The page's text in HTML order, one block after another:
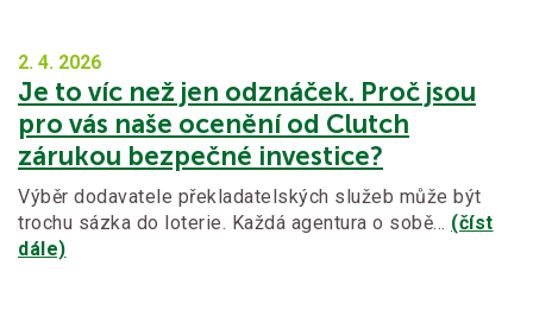
2. 4. 2026
Je to víc než jen odznáček. Proč jsou
pro vás naše ocenění od Clutch
zárukou bezpečné investice?
Výběr dodavatele překladatelských služeb může být
trochu sázka do loterie. Každá agentura o sobě… (číst
dále)